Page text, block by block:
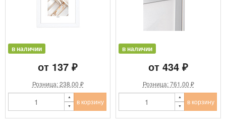
в наличии
от 137 ₽
Розница: 238.00 ₽
в корзину
в наличии
от 434 ₽
Розница: 761.00 ₽
в корзину